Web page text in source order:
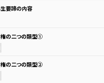
要諦の内容
の二つの類型①
の二つの類型②